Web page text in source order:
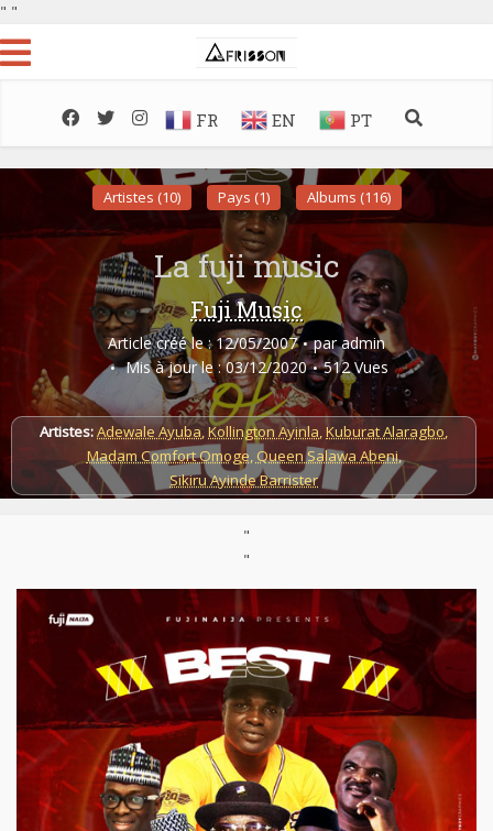
" "
FR EN PT
Artistes (10) Pays (1) Albums (116)
La fuji music
Fuji Music
Article créé le : 12/05/2007 par admin
Mis à jour le : 03/12/2020
512 Vues
Artistes:Adewale Ayuba,Kollington Ayinla,Kuburat Alaragbo,
Madam Comfort Omoge, Queen Salawa Abeni,
Sikiru Ayinde Barrister
"
"